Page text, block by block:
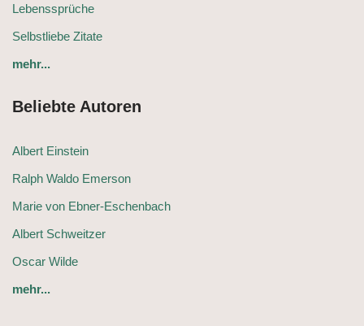
Lebenssprüche
Selbstliebe Zitate
mehr...
Beliebte Autoren
Albert Einstein
Ralph Waldo Emerson
Marie von Ebner-Eschenbach
Albert Schweitzer
Oscar Wilde
mehr...